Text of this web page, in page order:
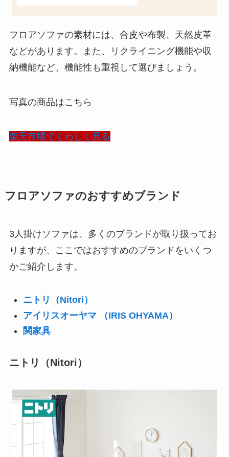
フロアソファの素材には、合皮や布製、天然皮革
などがあります。また、リクライニング機能や収
納機能など、機能性も重視して選びましょう。
写真の商品はこちら
楽天市場でくわしく見る
フロアソファのおすすめブランド
3人掛けソファは、多くのブランドが取り扱ってお
りますが、ここではおすすめのブランドをいくつ
かご紹介します。
ニトリ（Nitori）
アイリスオーヤマ （IRIS OHYAMA）
関家具
ニトリ（Nitori）